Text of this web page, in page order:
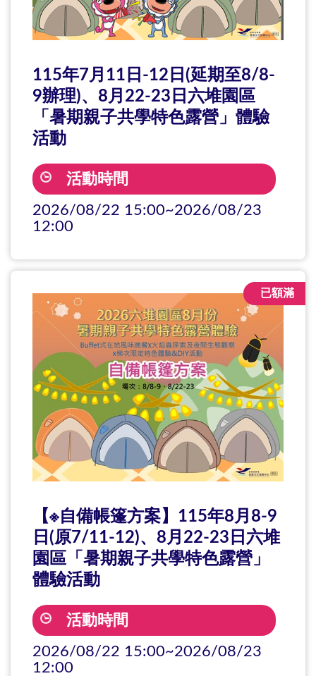
115年7月11日-12日(延期至8/8-
9辦理)、8月22-23日六堆園區
「暑期親子共學特色露營」體驗
活動
活動時間
2026/08/22 15:00~2026/08/23
12:00
已額滿
【※自備帳篷方案】115年8月8-9
日(原7/11-12)、8月22-23日六堆
園區「暑期親子共學特色露營」
體驗活動
活動時間
2026/08/22 15:00~2026/08/23
12:00